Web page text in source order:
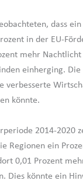
dass
in der EU-
mehr
einherging. Die
verbesserte
könnte.
2014-2020
Regionen ein
0,01 Prozent
Dies könnte ein